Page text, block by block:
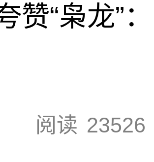
赞“枭龙”
阅读 23526